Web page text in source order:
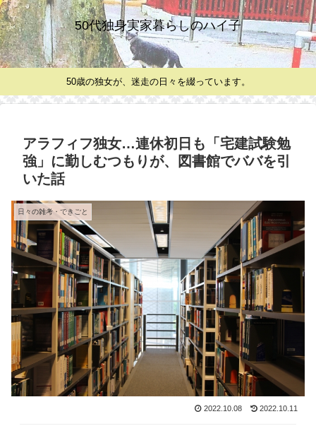
50代独身実家暮らしのハイ子
50歳の独女が、迷走の日々を綴っています。
アラフィフ独女…連休初日も「宅建試験勉
強」に勤しむつもりが、図書館でババを引
いた話
日々の雑考・できごと
2022.10.08 2022.10.11